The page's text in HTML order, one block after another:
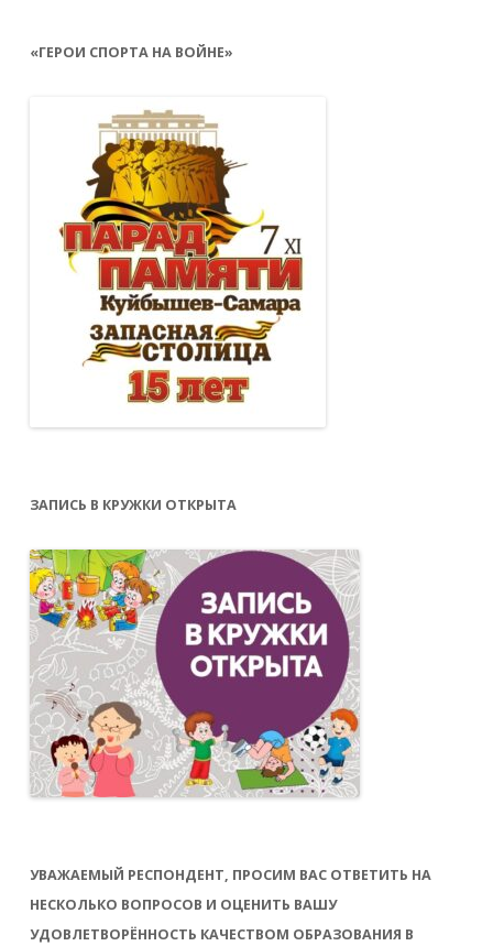
«ГЕРОИ СПОРТА НА ВОЙНЕ»
ЗАПИСЬ В КРУЖКИ ОТКРЫТА
УВАЖАЕМЫЙ РЕСПОНДЕНТ, ПРОСИМ ВАС ОТВЕТИТЬ НА
НЕСКОЛЬКО ВОПРОСОВ И ОЦЕНИТЬ ВАШУ
УДОВЛЕТВОРЁННОСТЬ КАЧЕСТВОМ ОБРАЗОВАНИЯ В